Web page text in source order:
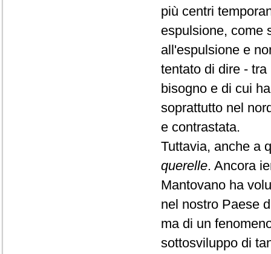
più centri
espulsione, come
all'espulsione e
tentato di dire -
bisogno e di cui
soprattutto nel
e contrastata.
Tuttavia, anche a
querelle. Ancora
Mantovano ha
nel nostro Paese
ma di un
sottosviluppo di